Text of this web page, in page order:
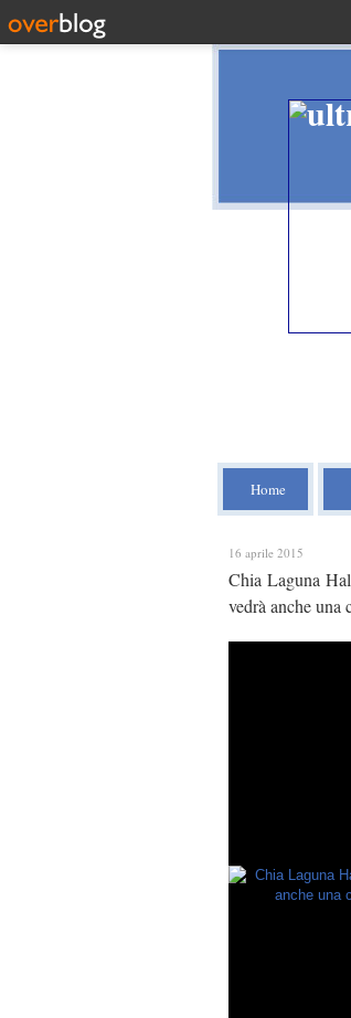
Home
16 aprile 2015
Chia Laguna
vedrà anche